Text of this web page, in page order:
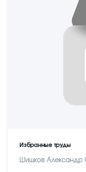
Избранные труды
Шишков Александр